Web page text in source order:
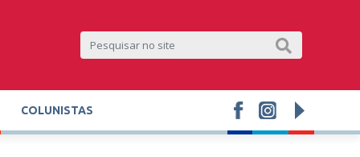
COLUNISTAS